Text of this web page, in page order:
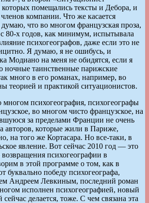
которых помещались тексты и Дебора, и
компании. Что же касается
что во многом французская проза,
80-х годов, как минимум, испытывала
психогеографов, даже если это не
Я думаю, я не ошибусь, и
Модиано на меня не обидятся, если я
ночные таинственные парижские
много в его романах, например, во
теорией и практикой ситуационистов.
психогеография, психогеографы
во многом чисто французское, на
за пределами Франции не очень
авторов, которые жили в Париже,
на того же Кортасара. Но все-таки, в
явление. Вот сейчас 2010 год — это
психогеографии в
в этой программе о том, как в
буквально победу психогеографа,
Андреем Левкиным, последний роман
исполнен психогеографией, новый
сейчас делается, тоже. С чем связана эта